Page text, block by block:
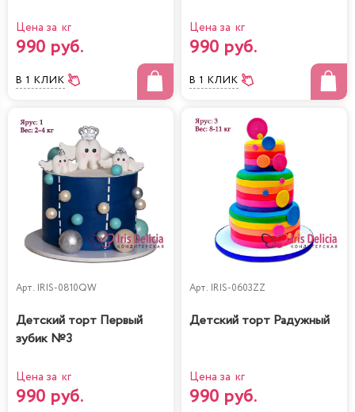
Цена за кг
990 руб.
В 1 КЛИК
Цена за кг
990 руб.
В 1 КЛИК
Арт. IRIS-0810QW
Детский торт Первый
зубик №3
Цена за кг
990 руб.
Арт. IRIS-0603ZZ
Детский торт Радужный
Цена за кг
990 руб.